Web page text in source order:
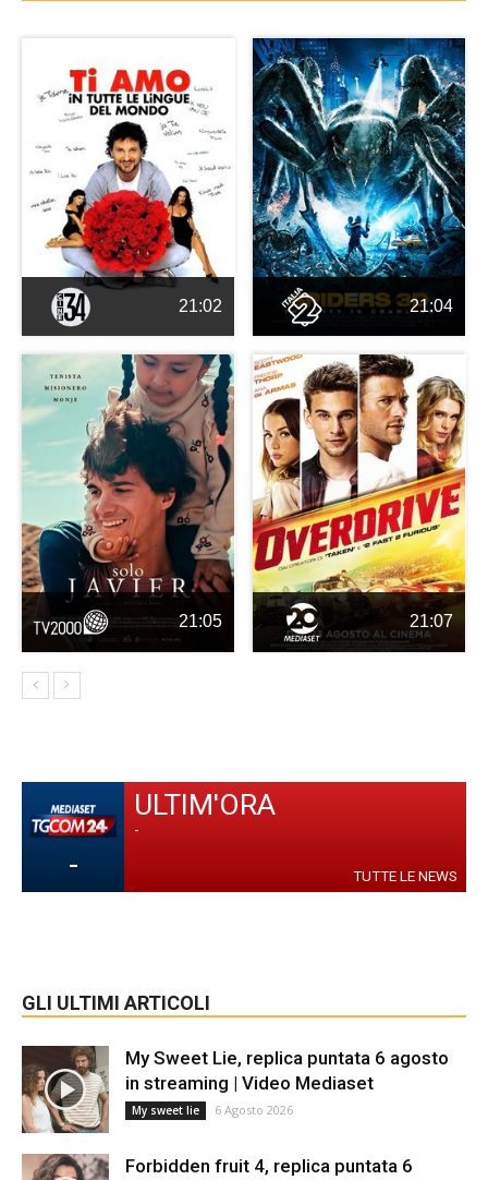
21:02 21:04
21:05 21:07
-
ULTIM'ORA
-
TUTTE LE NEWS
GLI ULTIMI ARTICOLI
My Sweet Lie, replica puntata 6 agosto
in streaming | Video Mediaset
My sweet lie 6 Agosto 2026
Forbidden fruit 4, replica puntata 6